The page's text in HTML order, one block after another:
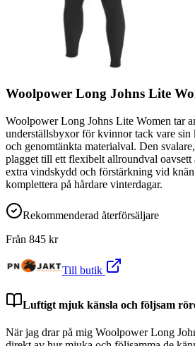
Woolpower Long Johns Lite
Woolpower Long Johns Lite Women tar
underställsbyxor för kvinnor tack vare sin
och genomtänkta materialval. Den
plagget till ett flexibelt allroundval oavsett
extra vindskydd och förstärkning vid
komplettera på hårdare vinterdagar.
Rekommenderad återförsäljare
Från 845 kr
Till butik
Luftigt mjuk känsla och följsam
När jag drar på mig Woolpower Long